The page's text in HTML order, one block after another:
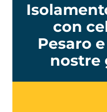
con
Pesaro
nostre